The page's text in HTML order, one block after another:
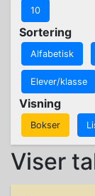
10
Sortering
Alfabetisk
Elever/klasse
Visning
Bokser
Viser